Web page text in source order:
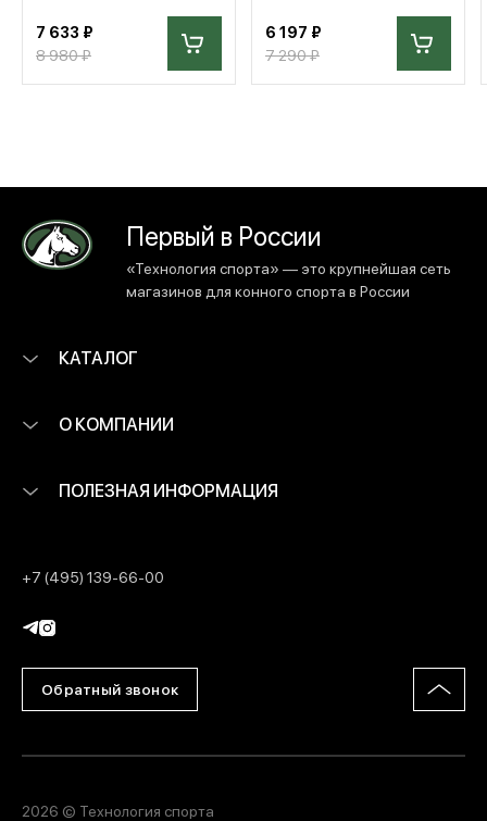
7 633 ₽
8 980 ₽
6 197 ₽
7 290 ₽
Первый в России
«Технология спорта» — это крупнейшая сеть
магазинов для конного спорта в России
КАТАЛОГ
О КОМПАНИИ
ПОЛЕЗНАЯ ИНФОРМАЦИЯ
+7 (495) 139-66-00
Обратный звонок
2026 © Технология спорта